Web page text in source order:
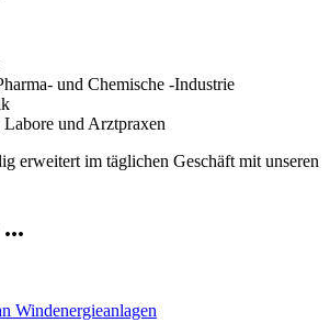
und Chemische -Industrie
Labore und Arztpraxen
erweitert im täglichen Geschäft mit unseren
Windenergieanlagen